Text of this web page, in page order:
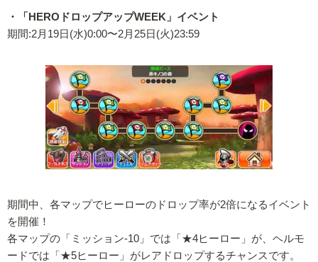
・「HEROドロップアップWEEK」イベント
期間:2月19日(水)0:00〜2月25日(火)23:59
期間中、各マップでヒーローのドロップ率が2倍になるイベント
を開催！
各マップの「ミッション-10」では「★4ヒーロー」が、ヘルモ
ードでは「★5ヒーロー」がレアドロップするチャンスです。